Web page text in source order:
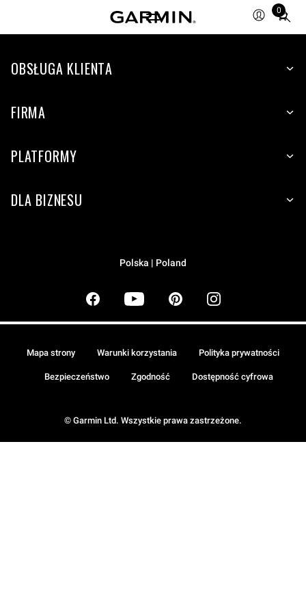
0
Total
items
cart:
OBSŁUGA KLIENTA
FIRMA
PLATFORMY
DLA BIZNESU
Polska | Poland
© Garmin Ltd. Wszystkie prawa zastrzeżone.
Mapa strony Warunki korzystania Polityka prywatności
Bezpieczeństwo Zgodność Dostępność cyfrowa